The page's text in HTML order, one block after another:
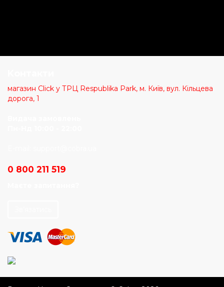
магазин Click у ТРЦ Respublika Park, м. Київ, вул. Кільцева
дорога, 1
0 800 211 519